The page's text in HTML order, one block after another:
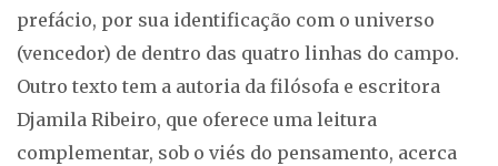
prefácio, por sua identificação com o universo
(vencedor) de dentro das quatro linhas do campo.
Outro texto tem a autoria da filósofa e escritora
Djamila Ribeiro, que oferece uma leitura
complementar, sob o viés do pensamento, acerca